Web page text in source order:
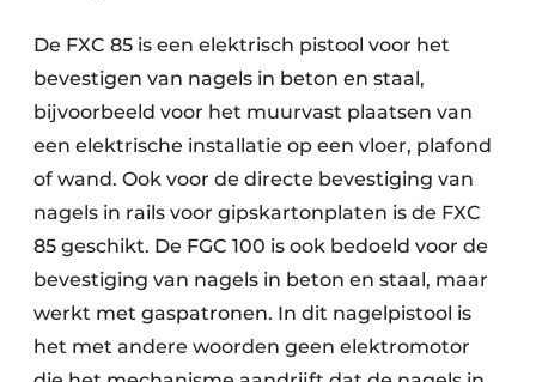
De FXC 85 is een elektrisch pistool voor het
bevestigen van nagels in beton en staal,
bijvoorbeeld voor het muurvast plaatsen van
een elektrische installatie op een vloer, plafond
of wand. Ook voor de directe bevestiging van
nagels in rails voor gipskartonplaten is de FXC
85 geschikt. De FGC 100 is ook bedoeld voor de
bevestiging van nagels in beton en staal, maar
werkt met gaspatronen. In dit nagelpistool is
het met andere woorden geen elektromotor